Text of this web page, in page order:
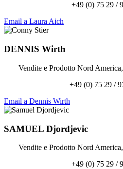
+49 (0) 75 29 /
Email a Laura Aich
DENNIS Wirth
Vendite e Prodotto Nord
+49 (0) 75 29 /
Email a Dennis Wirth
SAMUEL Djordjevic
Vendite e Prodotto Nord
+49 (0) 75 29 /